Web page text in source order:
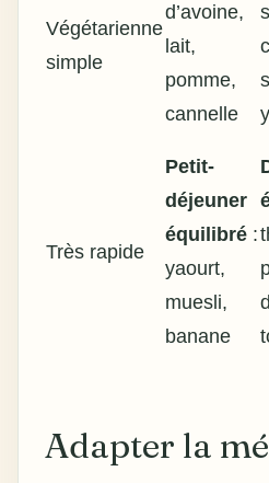
Végétarienne
simple
d’avoine,
lait,
pomme,
cannelle
Très rapide
Petit-
déjeuner
équilibré :
yaourt,
muesli,
banane
Adapter la